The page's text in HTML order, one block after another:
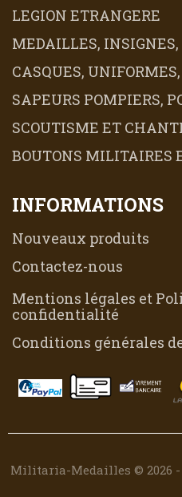
LEGION ETRANGERE
MEDAILLES,
CASQUES,
SAPEURS POMPIERS,
SCOUTISME ET
BOUTONS MILITAIRES
INFORMATIONS
Nouveaux produits
Contactez-nous
Mentions légales et
confidentialité
Conditions générales
Militaria-Medailles © 2026 -